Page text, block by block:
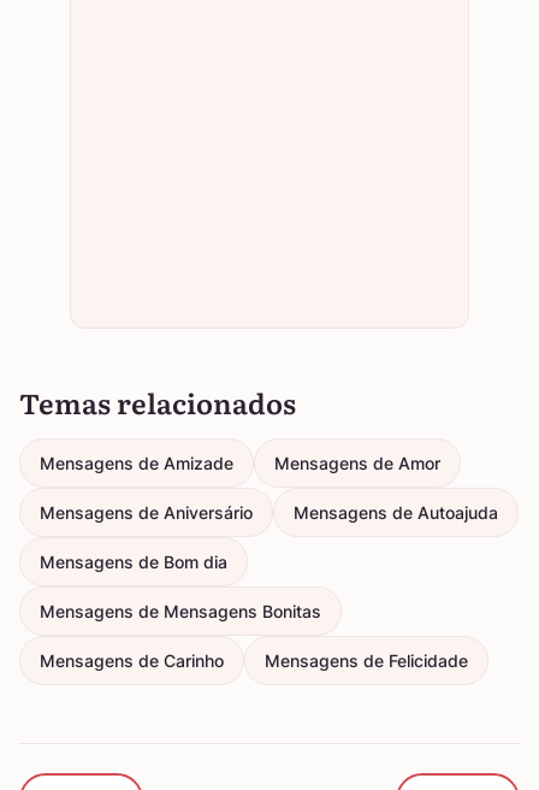
Temas relacionados
Mensagens de Amizade Mensagens de Amor
Mensagens de Aniversário Mensagens de Autoajuda
Mensagens de Bom dia
Mensagens de Mensagens Bonitas
Mensagens de Carinho Mensagens de Felicidade